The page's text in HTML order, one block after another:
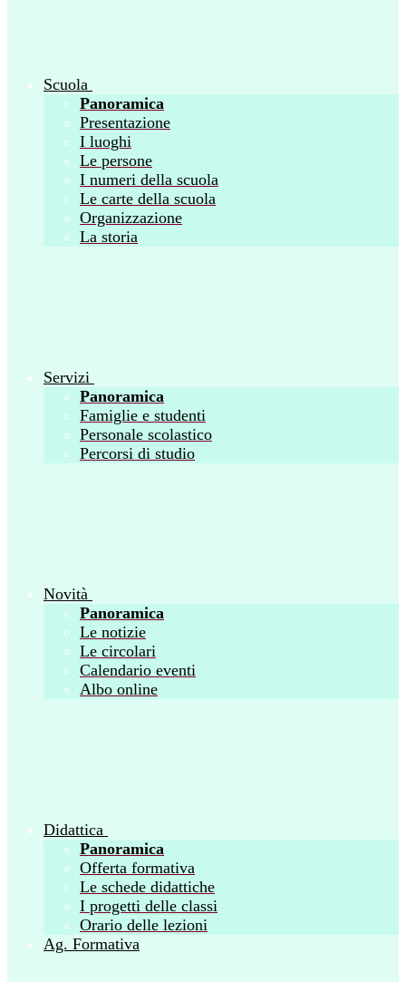
Scuola
Panoramica
Presentazione
I luoghi
Le persone
I numeri della scuola
Le carte della scuola
Organizzazione
La storia
Servizi
Panoramica
Famiglie e studenti
Personale scolastico
Percorsi di studio
Novità
Panoramica
Le notizie
Le circolari
Calendario eventi
Albo online
Didattica
Panoramica
Offerta formativa
Le schede didattiche
I progetti delle classi
Orario delle lezioni
Ag. Formativa